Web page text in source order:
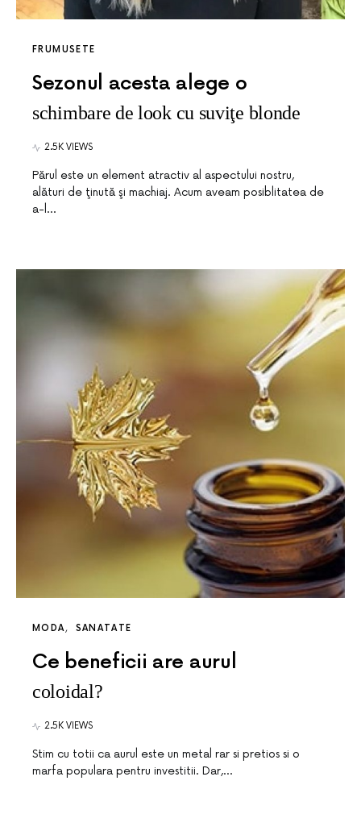
FRUMUSETE
Sezonul acesta alege o
schimbare de look cu suviţe blonde
2.5K VIEWS
Părul este un element atractiv al aspectului nostru,
alături de ţinută şi machiaj. Acum aveam posiblitatea de
a-l…
MODA SANATATE
Ce beneficii are aurul
coloidal?
2.5K VIEWS
Stim cu totii ca aurul este un metal rar si pretios si o
marfa populara pentru investitii. Dar,…